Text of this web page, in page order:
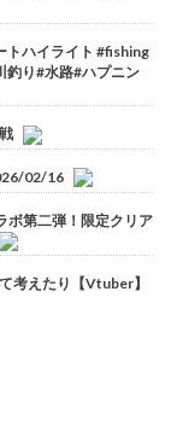
トハイライト #fishing
釣り#水路#ハプニン
02/16
ボ第二弾！限定クリア
考えたり【Vtuber】